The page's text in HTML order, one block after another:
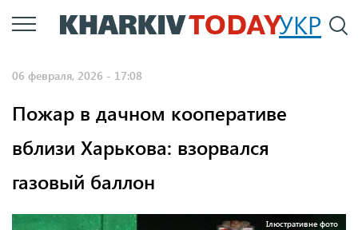
Перейти
к
УКР
06 февраля, 2026 - 17:08
Пожар в дачном кооперативе
вблизи Харькова: взорвался
газовый баллон
Ілюстративне фото